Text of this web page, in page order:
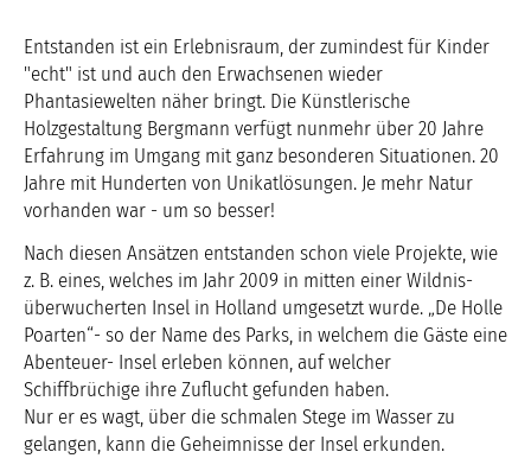
Entstanden ist ein Erlebnisraum, der zumindest für Kinder
"echt" ist und auch den Erwachsenen wieder
Phantasiewelten näher bringt. Die Künstlerische
Holzgestaltung Bergmann verfügt nunmehr über 20 Jahre
Erfahrung im Umgang mit ganz besonderen Situationen. 20
Jahre mit Hunderten von Unikatlösungen. Je mehr Natur
vorhanden war - um so besser!
Nach diesen Ansätzen entstanden schon viele Projekte, wie
z. B. eines, welches im Jahr 2009 in mitten einer Wildnis-
überwucherten Insel in Holland umgesetzt wurde. „De Holle
Poarten“- so der Name des Parks, in welchem die Gäste eine
Abenteuer- Insel erleben können, auf welcher
Schiffbrüchige ihre Zuflucht gefunden haben.
Nur er es wagt, über die schmalen Stege im Wasser zu
gelangen, kann die Geheimnisse der Insel erkunden.